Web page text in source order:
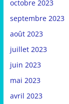
octobre 2023
septembre 2023
août 2023
juillet 2023
juin 2023
mai 2023
avril 2023